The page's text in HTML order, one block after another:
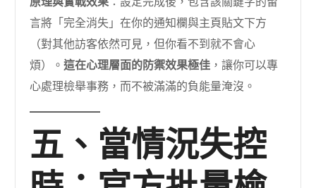
言將「完全消失」在你的通知欄與主頁貼文下方
（對其他訪客依然可見，但你看不到就不會心
煩）。這在心理層面的防禦效果極佳 ，讓你可以專
心處理檢舉事務，而不被滿滿的負能量淹沒。
五、當情況失控